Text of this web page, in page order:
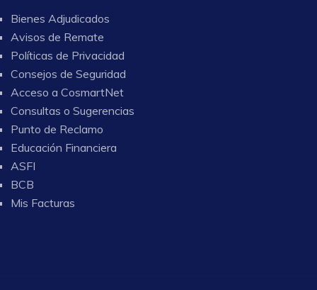
Bienes Adjudicados
Avisos de Remate
Políticas de Privacidad
Consejos de Seguridad
Acceso a CosmartNet
Consultas o Sugerencias
Punto de Reclamo
Educación Financiera
ASFI
BCB
Mis Facturas